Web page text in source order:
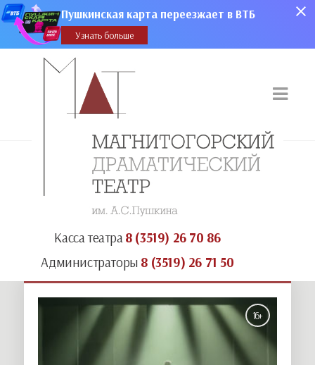
Пушкинская карта переезжает в ВТБ
Узнать больше
Касса театра8 (3519) 26 70 86
Администраторы 8 (3519) 26 71 50
16